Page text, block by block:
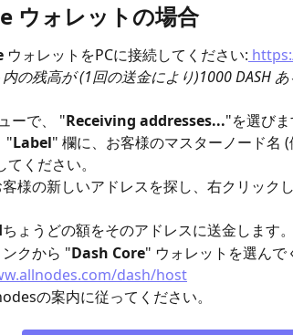
ウォレットの場合
ウォレットをPCに接続してください:
の残高が (1回の送金により)1000 DASH
ーで、 "Receiving addresses..."を選び
"Label" 欄に、お客様のマスターノード名 (
てください。
客様の新しいアドレスを探し、右クリック
ちょうどの額をそのアドレスに送金します。
クから "Dash Core" ウォレットを選んで
dash/host
の案内に従ってください。